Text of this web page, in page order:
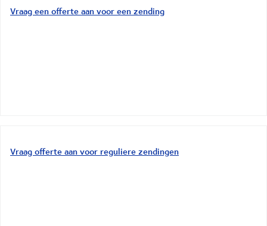
Vraag een offerte aan voor een zending
Vraag offerte aan voor reguliere zendingen